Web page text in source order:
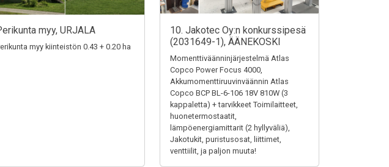
myy, URJALA
myy kiinteistön 0.43 + 0.20 ha
10. Jakotec Oy:n konkurssipesä
(2031649-1), ÄÄNEKOSKI
Momenttiväänninjärjestelmä Atlas
Copco Power Focus 4000,
Akkumomenttiruuvinväännin Atlas
Copco BCP BL-6-106 18V 810W (3
kappaletta) + tarvikkeet Toimilaitteet,
huonetermostaatit,
lämpöenergiamittarit (2 hyllyväliä),
Jakotukit, puristusosat, liittimet,
venttiilit, ja paljon muuta!